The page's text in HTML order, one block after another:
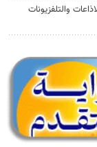
والتلفزيونات